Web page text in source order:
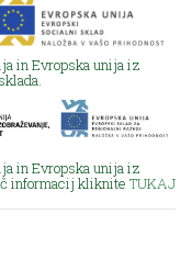
in Evropska unija iz
in Evropska unija iz
informacij kliknite TUKAJ